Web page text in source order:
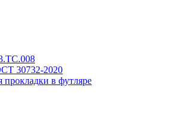
30732-2020
в футляре